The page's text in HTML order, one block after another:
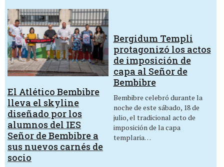
El Atlético Bembibre
lleva el skyline
diseñado por los
alumnos del IES
Señor de Bembibre a
sus nuevos carnés de
socio
Bergidum Templi
protagonizó los actos
de imposición de
capa al Señor de
Bembibre
Bembibre celebró durante la
noche de este sábado, 18 de
julio, el tradicional acto de
imposición de la capa
templaria…